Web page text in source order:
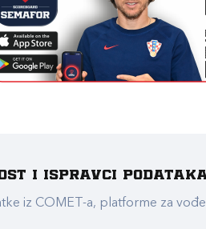
i ispravci podataka
iz COMET-a, platforme za